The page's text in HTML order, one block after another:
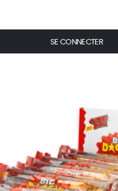
SE CONNECTER